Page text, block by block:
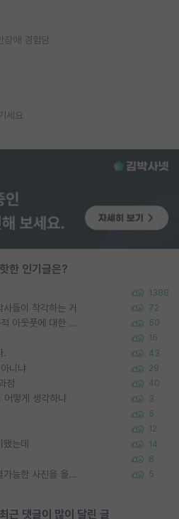
장애 경험담
세요
한 인기글은?
1388
들이 착각하는 거 72
포스텍 억까에 대해 (동문의 학문적 아웃풋에 대한 반박) 50
16
. 43
니냐 29
정 40
어떻게 생각하냐 3
5
12
는데 14
6
정보보안 연구하는 입장에선 식별가능한 사진을 올리는건 비추이긴함 5
근 댓글이 많이 달린 글